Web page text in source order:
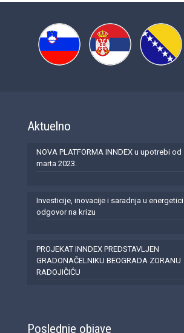
Aktuelno
NOVA PLATFORMA INNDEX u upotrebi od
marta 2023.
Investicije, inovacije i saradnja u energetici
odgovor na krizu
PROJEKAT INNDEX PREDSTAVLJEN
GRADONAČELNIKU BEOGRADA ZORANU
RADOJIČIĆU
Poslednje objave